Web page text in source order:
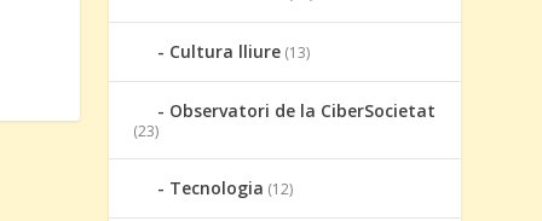
Cultura lliure (13)
Observatori de la CiberSocietat
(23)
Tecnologia (12)